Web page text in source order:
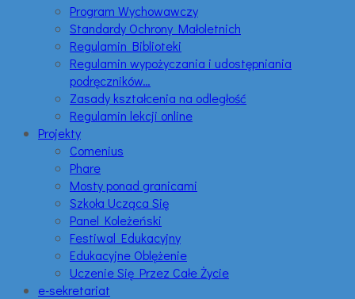
Program Wychowawczy
Standardy Ochrony Małoletnich
Regulamin Biblioteki
Regulamin wypożyczania i udostępniania
podręczników…
Zasady kształcenia na odległość
Regulamin lekcji online
Projekty
Comenius
Phare
Mosty ponad granicami
Szkoła Ucząca Się
Panel Koleżeński
Festiwal Edukacyjny
Edukacyjne Oblężenie
Uczenie Się Przez Całe Życie
e-sekretariat